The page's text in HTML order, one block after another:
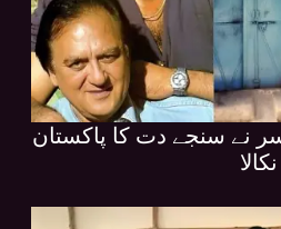
نے سنجے دت کا پاکستان